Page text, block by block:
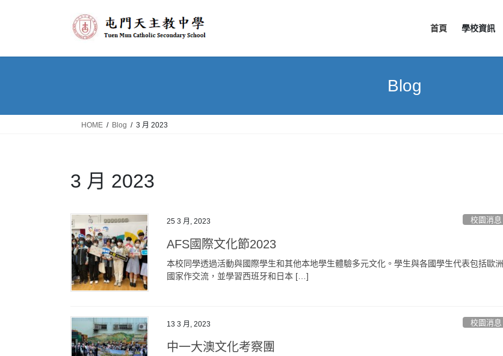
首頁 學校資訊
Blog
HOME Blog 3 月 2023
3 月 2023
25 3 月, 2023 校園消息
AFS國際文化節2023
本校同學透過活動與國際學生和其他本地學生體驗多元文化。學生與各國學生代表包括歐洲
國家作交流，並學習西班牙和日本 […]
13 3 月, 2023 校園消息
中一大澳文化考察團